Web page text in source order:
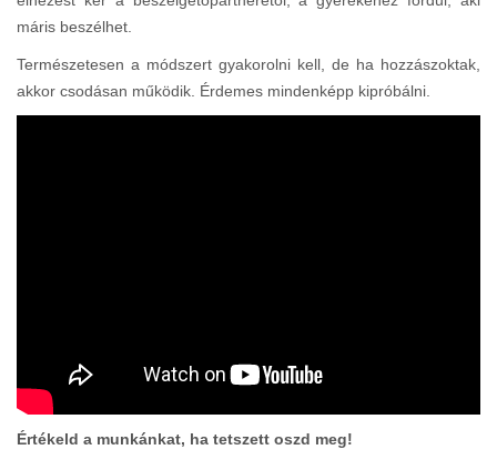
máris beszélhet.
Természetesen a módszert gyakorolni kell, de ha hozzászoktak,
akkor csodásan működik. Érdemes mindenképp kipróbálni.
Értékeld a munkánkat, ha tetszett oszd meg!